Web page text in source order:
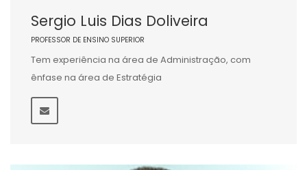
Sergio Luis Dias Doliveira
PROFESSOR DE ENSINO SUPERIOR
Tem experiência na área de Administração, com
ênfase na área de Estratégia